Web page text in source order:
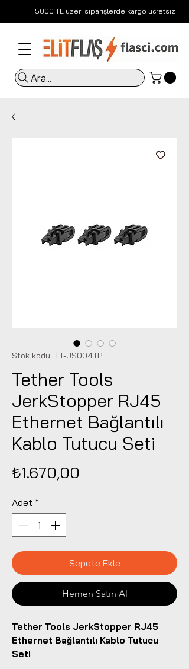
5000 TL üzeri siparişlerde kargo ücretsiz
Ara...
Stok kodu: TT-JS004TP
Tether Tools
JerkStopper RJ45
Ethernet Bağlantılı
Kablo Tutucu Seti
₺1.670,00
Adet *
Sepete Ekle
Hemen Satın Al
Tether Tools JerkStopper RJ45
Ethernet Bağlantılı Kablo Tutucu
Seti